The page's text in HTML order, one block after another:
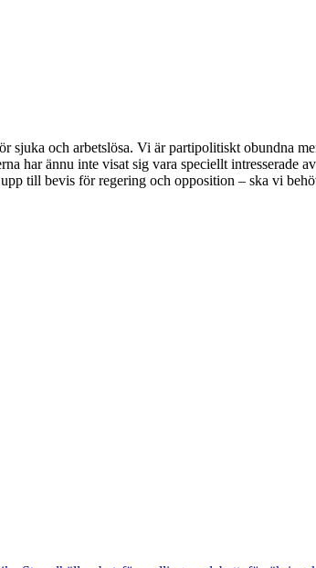
sjuka och arbetslösa. Vi är partipolitiskt obundna
har ännu inte visat sig vara speciellt
till bevis för regering och opposition – ska vi